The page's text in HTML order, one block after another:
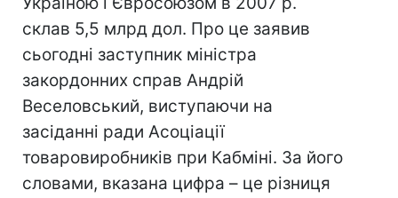
склав 5,5 млрд дол. Про це заявив
сьогодні заступник міністра
закордонних справ Андрій
Веселовський, виступаючи на
засіданні ради Асоціації
товаровиробників при Кабміні. За його
словами, вказана цифра – це різниця